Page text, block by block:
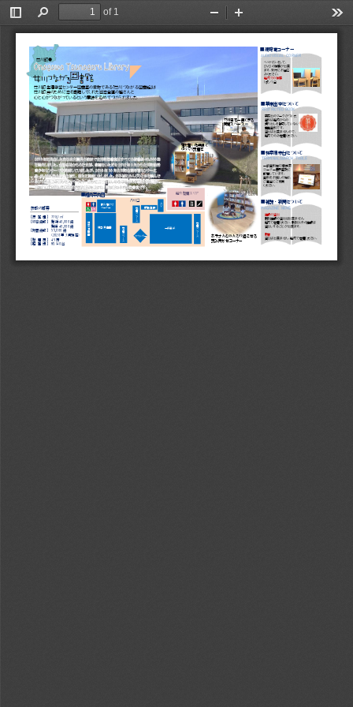
Toggle
Sidebar
Find
of 1
Zoom
Out
In
一般資料棚１０番検索
コーナー表示箇所に
設置しています。
資料をお探しの際は、
ご自由にご利用
ください。
禁帯出のマークがついた
資料は館内からの
持ち出しを許可していない
貴重資料です。
貸出は出来ませんので、
館内でのみ閲覧ください。
RESTRICTED BOOK
TERMINALSEARCH TABLE
雑誌の貸出
新刊雑誌の貸出は出来ません。
館内で閲覧ください。新刊以外の雑誌は
貸出しすることが出来ます。
新聞
貸出は出来ません。館内で閲覧ください。
女川湾を一望できる
閲覧スペース
■ 雑誌・新聞について
禁帯出本について
■ 館内案内図
落ち着いた照明で
ゆっくり読書を
施設の概要
【床 面 積】 778.1 ㎡
【収容冊数】
閉架 40,000 冊
開架 40,000 冊
【所蔵冊数】
55,000 冊
(2020 年 3 月現在)
【閲 覧 席】 45 席
【駐 車 場】 約 140 台
女川町●
ヘッドホン をして
ＤＶＤの視聴が出来
ます。受付に お申込
みください。
館内での視聴
1 枚／1日
AUDIOVISUAL CORNER
館外閲覧 エリア
■ 視聴覚コーナー
一般資料
女川町生涯学習センター図書室の愛称である「女川つながる図書館」は
女川町民のために本を寄贈してくれた日本全国の皆さん と
心と心がつながっているという意味を込めてつけられました。
閲
覧
ス
ペ
ー
ス
入り口
絵本・児童書
■ 検索端末台について
読み聞かせ
コーナー
MAGAZINE NEWS
Ａ
Ｖ
絵
本
・児
童
書
新聞・雑誌
お子さんとのんびり過ごせる
読み聞かせコーナー
カウンター
閲
覧
ス
ペ
ー
ス
閲
覧
ス
ペ
ー
ス